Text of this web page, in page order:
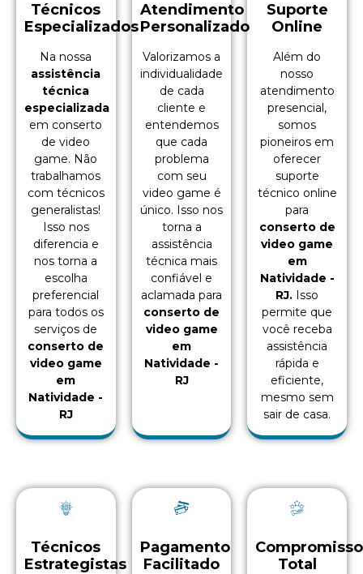
Técnicos
Especializados
Na nossa
assistência
técnica
especializada
em conserto
de video
game. Não
trabalhamos
com técnicos
generalistas!
Isso nos
diferencia e
nos torna a
escolha
preferencial
para todos os
serviços de
conserto de
video game
em
Natividade -
RJ
Atendimento
Personalizado
Valorizamos a
individualidade
de cada
cliente e
entendemos
que cada
problema
com seu
video game é
único. Isso nos
torna a
assistência
técnica mais
confiável e
aclamada para
conserto de
video game
em
Natividade -
RJ
Suporte
Online
Além do
nosso
atendimento
presencial,
somos
pioneiros em
oferecer
suporte
técnico online
para
conserto de
video game
em
Natividade -
RJ. Isso
permite que
você receba
assistência
rápida e
eficiente,
mesmo sem
sair de casa.
Técnicos
Estrategistas
Pagamento
Facilitado
Compromisso
Total